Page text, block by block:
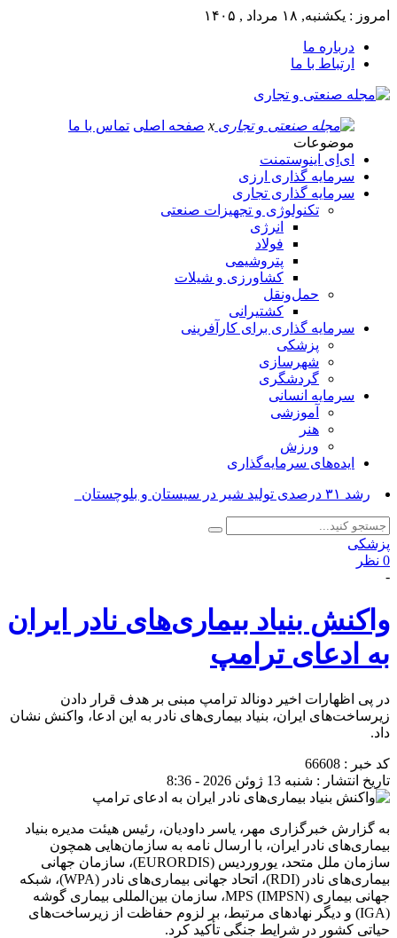
امروز : یکشنبه, ۱۸ مرداد , ۱۴۰۵
درباره ما
ارتباط با ما
x صفحه اصلی تماس با ما
موضوعات
ای‌اِی اینوستمنت
سرمایه گذاری ارزی
سرمایه گذاری تجاری
تکنولوژی و تجهیزات صنعتی
انرژی
فولاد
پتروشیمی
کشاورزی و شیلات
حمل‌و‌نقل
کشتیرانی
سرمایه گذاری برای کارآفرینی
پزشکی
شهرسازی
گردشگری
سرمایه انسانی
آموزشی
هنر
ورزش
ایده‌های سرمایه‌گذاری
رشد ۳۱ درصدی تولید شیر در سیستان و بلوچستان_
پزشکی
0 نظر
-
واکنش بنیاد بیماری‌های نادر ایران
به ادعای ترامپ
در پی اظهارات اخیر دونالد ترامپ مبنی بر هدف قرار دادن
زیرساخت‌های ایران، بنیاد بیماری‌های نادر به این ادعا، واکنش نشان
داد.
کد خبر : 66608
تاریخ انتشار : شنبه 13 ژوئن 2026 - 8:36
به گزارش خبرگزاری مهر، یاسر داودیان، رئیس هیئت مدیره بنیاد
بیماری‌های نادر ایران، با ارسال نامه به سازمان‌هایی همچون
سازمان ملل متحد، یوروردیس (EURORDIS)، سازمان جهانی
بیماری‌های نادر (RDI)، اتحاد جهانی بیماری‌های نادر (WPA)، شبکه
جهانی بیماری MPS (IMPSN)، سازمان بین‌المللی بیماری گوشه
(IGA) و دیگر نهادهای مرتبط، بر لزوم حفاظت از زیرساخت‌های
حیاتی کشور در شرایط جنگی تأکید کرد.